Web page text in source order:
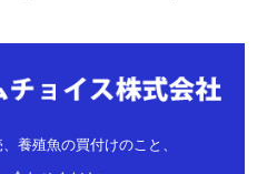
養殖魚の買付けのこと、